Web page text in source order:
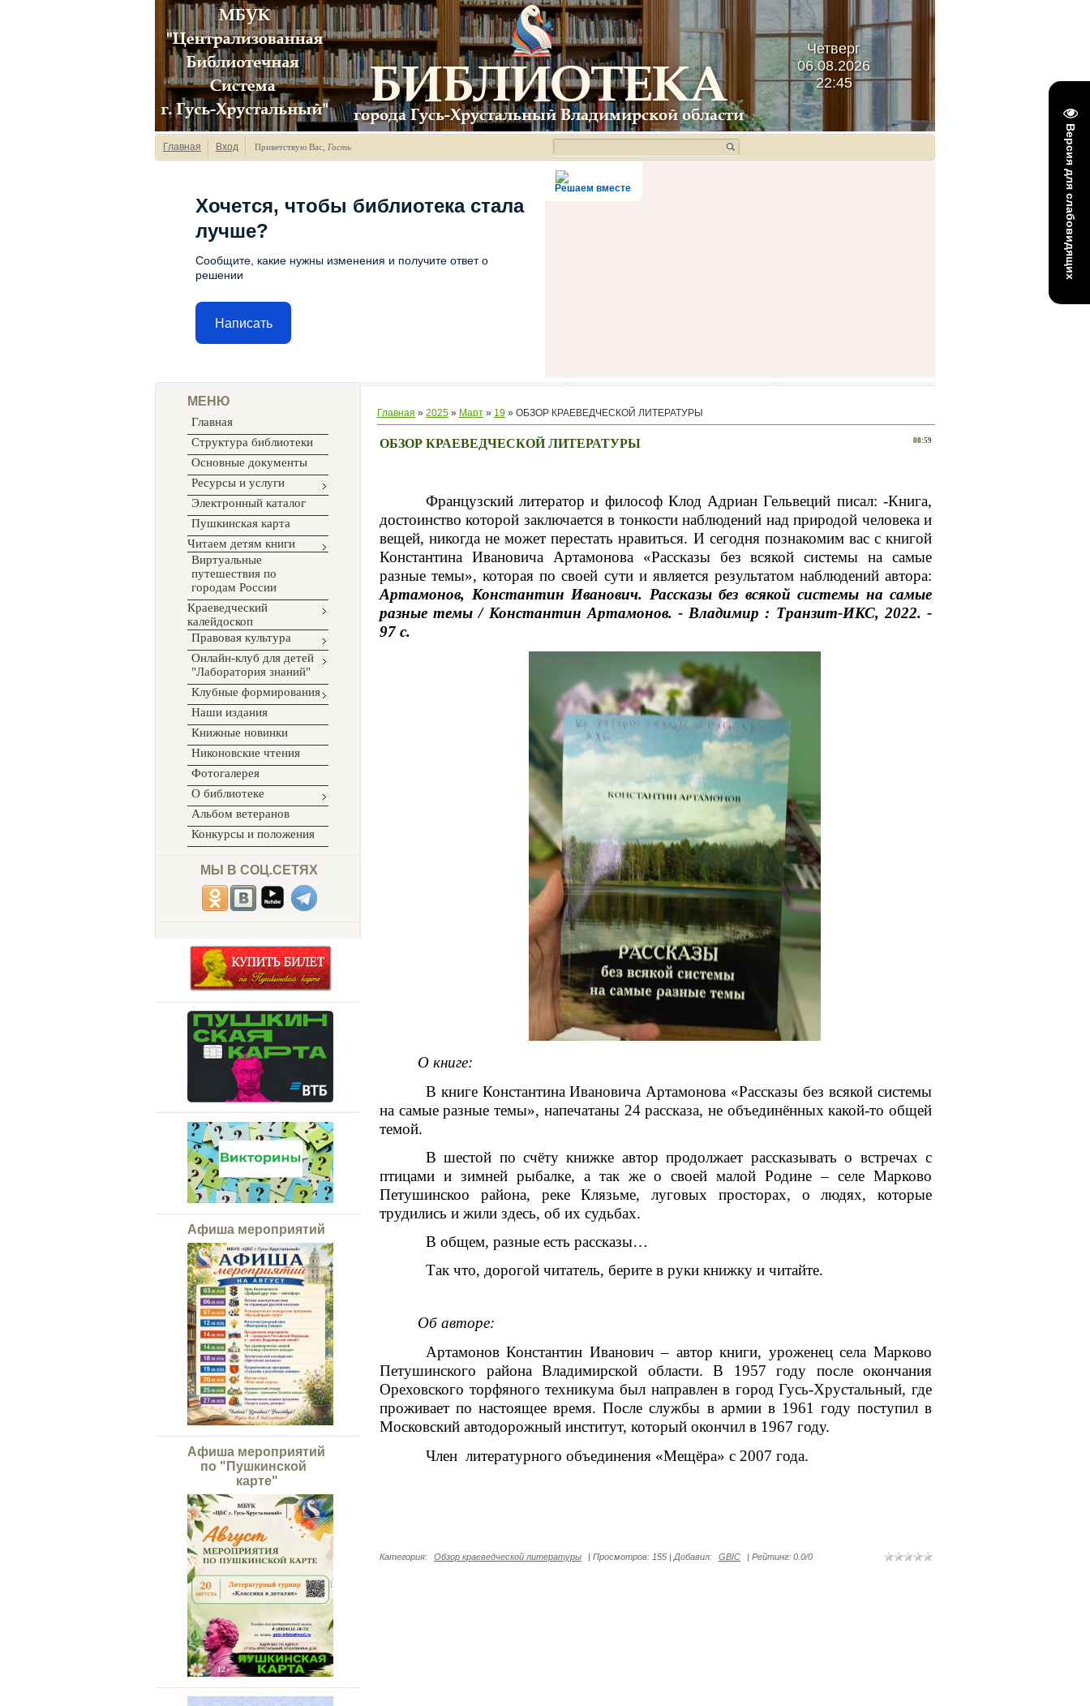
Версия для слабовидящих
Четверг
06.08.2026
22:45
Главная Вход Приветствую Вас Гость
Решаем вместе
Хочется, чтобы библиотека стала
лучше?
Сообщите, какие нужны изменения и получите ответ о
решении
Написать
МЕНЮ
Главная
Структура библиотеки
Основные документы
Ресурсы и услуги
Электронный каталог
Пушкинская карта
Читаем детям книги
Виртуальные
путешествия по
городам России
Краеведческий
калейдоскоп
Правовая культура
Онлайн-клуб для детей
"Лаборатория знаний"
Клубные формирования
Наши издания
Книжные новинки
Никоновские чтения
Фотогалерея
О библиотеке
Альбом ветеранов
Конкурсы и положения
МЫ В СОЦ.СЕТЯХ
Афиша мероприятий
Афиша мероприятий
по "Пушкинской
карте"
Главная » 2025 » Март » 19 » ОБЗОР КРАЕВЕДЧЕСКОЙ ЛИТЕРАТУРЫ
08:59
ОБЗОР КРАЕВЕДЧЕСКОЙ ЛИТЕРАТУРЫ
Французский литератор и философ Клод Адриан Гельвеций писал: -Книга,
достоинство которой заключается в тонкости наблюдений над природой человека и
вещей, никогда не может перестать нравиться. И сегодня познакомим вас с книгой
Константина Ивановича Артамонова «Рассказы без всякой системы на самые
разные темы», которая по своей сути и является результатом наблюдений автора:
Артамонов, Константин Иванович. Рассказы без всякой системы на самые
разные темы / Константин Артамонов. - Владимир : Транзит-ИКС, 2022. -
97 с.
О книге:
В книге Константина Ивановича Артамонова «Рассказы без всякой системы
на самые разные темы», напечатаны 24 рассказа, не объединённых какой-то общей
темой.
В шестой по счёту книжке автор продолжает рассказывать о встречах с
птицами и зимней рыбалке, а так же о своей малой Родине – селе Марково
Петушинскоо района, реке Клязьме, луговых просторах, о людях, которые
трудились и жили здесь, об их судьбах.
В общем, разные есть рассказы…
Так что, дорогой читатель, берите в руки книжку и читайте.
Об авторе:
Артамонов Константин Иванович – автор книги, уроженец села Марково
Петушинского района Владимирской области. В 1957 году после окончания
Ореховского торфяного техникума был направлен в город Гусь-Хрустальный, где
проживает по настоящее время. После службы в армии в 1961 году поступил в
Московский автодорожный институт, который окончил в 1967 году.
Член литературного объединения «Мещёра» с 2007 года.
Категория: Обзор краеведческой литературы | Просмотров: 155 | Добавил: GBIC | Рейтинг: 0.0/0